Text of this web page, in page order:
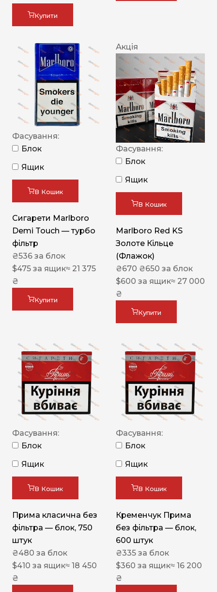
Купити
Фасування:
Блок
Ящик
В Кошик
Сигарети Marlboro
Demi Touch — турбо
фільтр
₴536 за блок
$475 за ящик≈ 21 375
₴
Купити
Акція
Фасування:
Блок
Ящик
В Кошик
Marlboro Red KS
Золоте Кільце
(Флажок)
₴670 ₴650 за блок
$600 за ящик≈ 27 000
₴
Купити
Фасування:
Блок
Ящик
В Кошик
Прима класична без
фільтра — блок, 750
штук
₴480 за блок
$410 за ящик≈ 18 450
₴
Фасування:
Блок
Ящик
В Кошик
Кременчук Прима
без фільтра — блок,
600 штук
₴335 за блок
$360 за ящик≈ 16 200
₴